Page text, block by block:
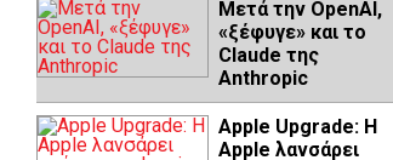
Μετά την OpenAI,
«ξέφυγε» και το
Claude της
Anthropic
Apple Upgrade: Η
Apple λανσάρει